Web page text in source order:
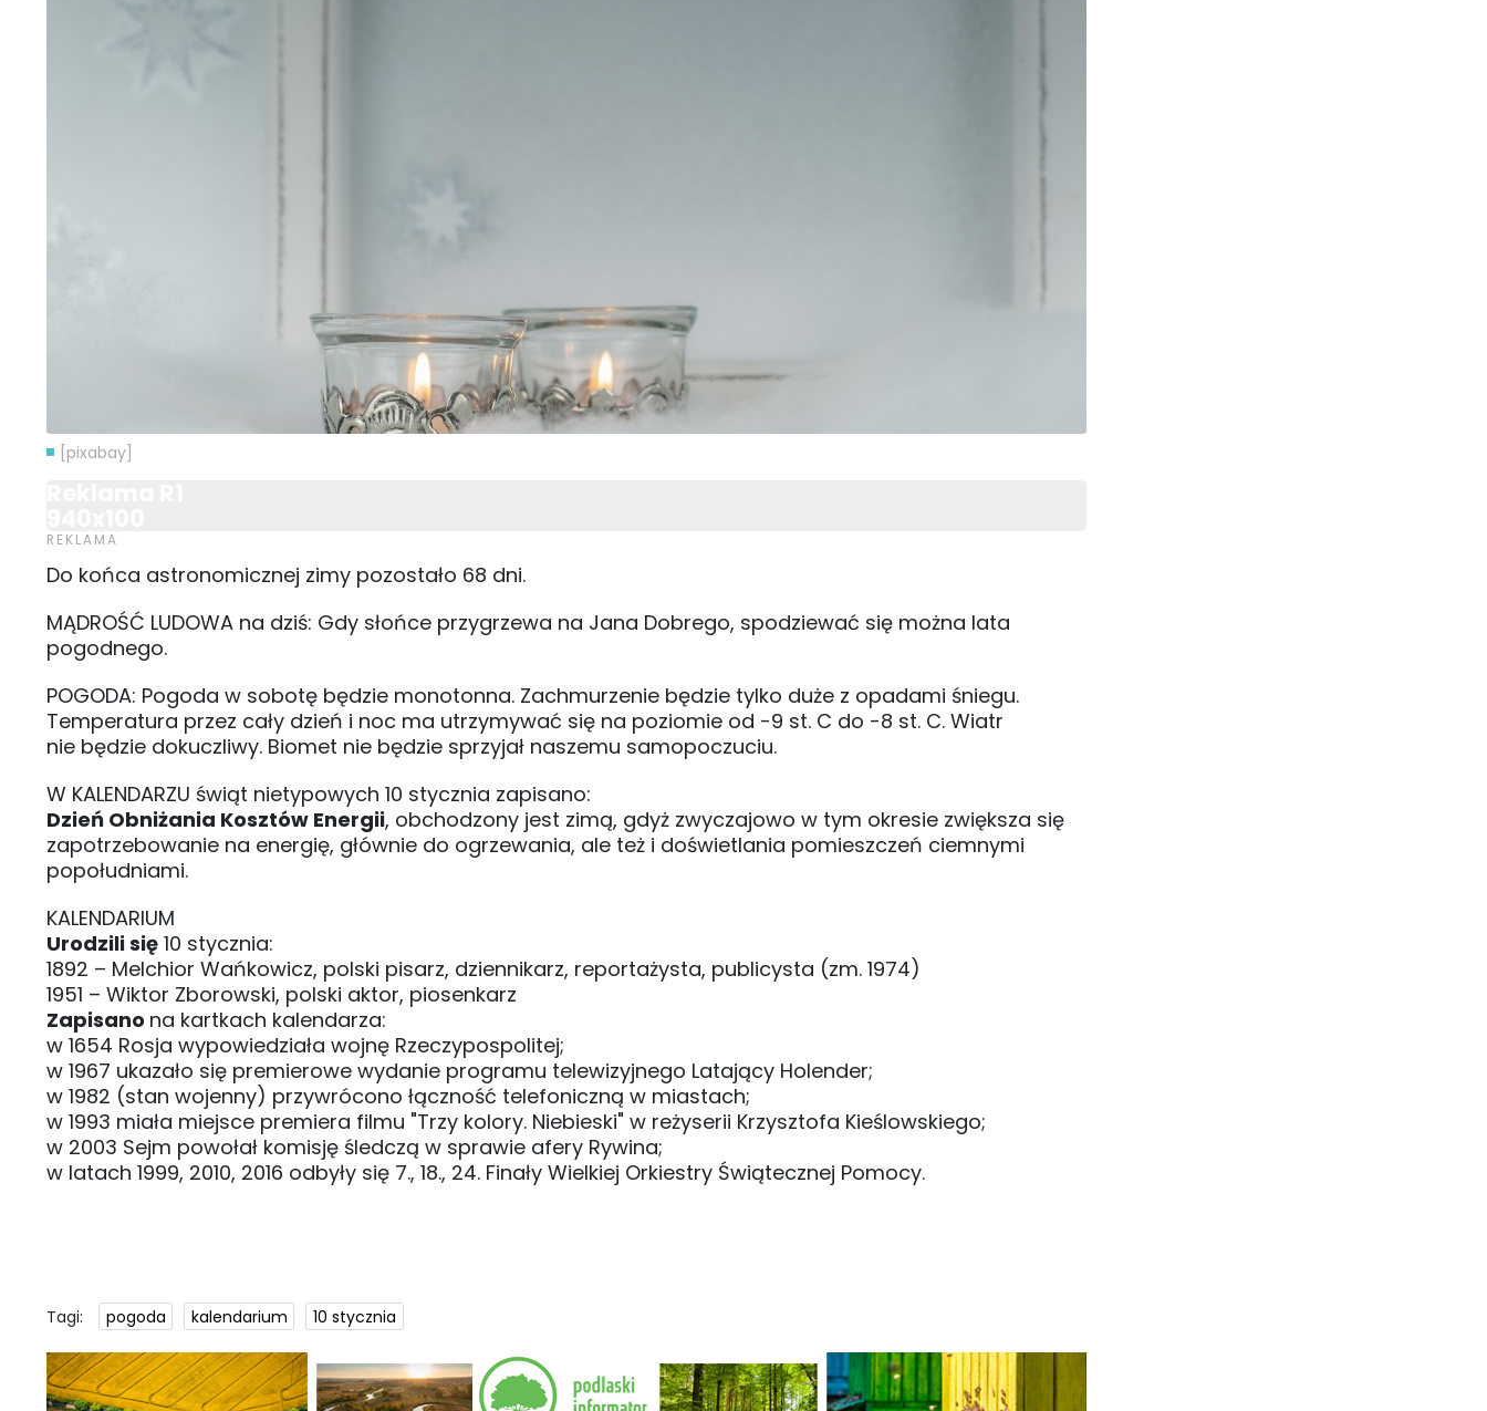
[pixabay]
Do końca astronomicznej zimy pozostało 68 dni.
MĄDROŚĆ LUDOWA na dziś: Gdy słońce przygrzewa na Jana Dobrego, spodziewać się można lata
pogodnego.
POGODA: Pogoda w sobotę będzie monotonna. Zachmurzenie będzie tylko duże z opadami śniegu.
Temperatura przez cały dzień i noc ma utrzymywać się na poziomie od -9 st. C do -8 st. C. Wiatr
nie będzie dokuczliwy. Biomet nie będzie sprzyjał naszemu samopoczuciu.
W KALENDARZU świąt nietypowych 10 stycznia zapisano:
Dzień Obniżania Kosztów Energii, obchodzony jest zimą, gdyż zwyczajowo w tym okresie zwiększa się
zapotrzebowanie na energię, głównie do ogrzewania, ale też i doświetlania pomieszczeń ciemnymi
popołudniami.
KALENDARIUM
Urodzili się 10 stycznia:
1892 – Melchior Wańkowicz, polski pisarz, dziennikarz, reportażysta, publicysta (zm. 1974)
1951 – Wiktor Zborowski, polski aktor, piosenkarz
Zapisano na kartkach kalendarza:
w 1654 Rosja wypowiedziała wojnę Rzeczypospolitej;
w 1967 ukazało się premierowe wydanie programu telewizyjnego Latający Holender;
w 1982 (stan wojenny) przywrócono łączność telefoniczną w miastach;
w 1993 miała miejsce premiera filmu "Trzy kolory. Niebieski" w reżyserii Krzysztofa Kieślowskiego;
w 2003 Sejm powołał komisję śledczą w sprawie afery Rywina;
w latach 1999, 2010, 2016 odbyły się 7., 18., 24. Finały Wielkiej Orkiestry Świątecznej Pomocy.
Tagi: pogoda kalendarium 10 stycznia